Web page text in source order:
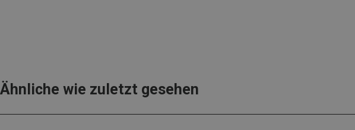
Ähnliche wie zuletzt gesehen